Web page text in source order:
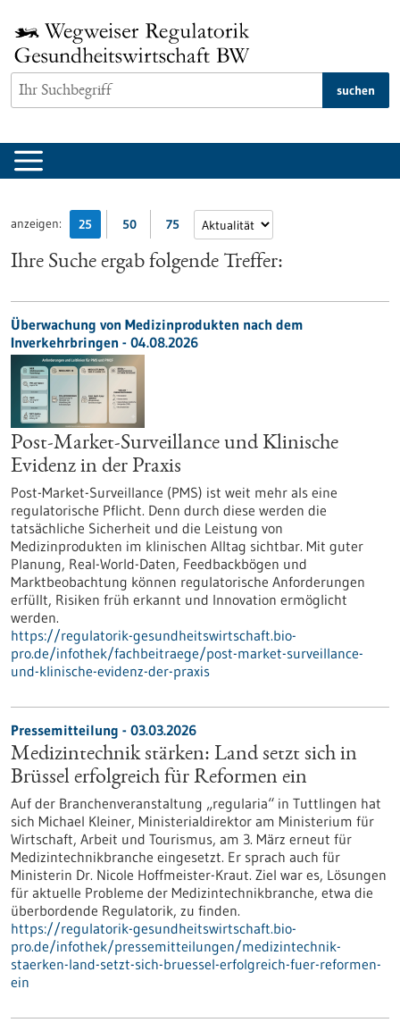
Inhalt
springen
suchen
anzeigen: 25 50 75
Ihre Suche ergab folgende Treffer:
Überwachung von Medizinprodukten nach dem
Inverkehrbringen - 04.08.2026
Post-Market-Surveillance und Klinische
Evidenz in der Praxis
Post-Market-Surveillance (PMS) ist weit mehr als eine
regulatorische Pflicht. Denn durch diese werden die
tatsächliche Sicherheit und die Leistung von
Medizinprodukten im klinischen Alltag sichtbar. Mit guter
Planung, Real-World-Daten, Feedbackbögen und
Marktbeobachtung können regulatorische Anforderungen
erfüllt, Risiken früh erkannt und Innovation ermöglicht
werden.
https://regulatorik-gesundheitswirtschaft.bio-
pro.de/infothek/fachbeitraege/post-market-surveillance-
und-klinische-evidenz-der-praxis
Pressemitteilung - 03.03.2026
Medizintechnik stärken: Land setzt sich in
Brüssel erfolgreich für Reformen ein
Auf der Branchenveranstaltung „regularia“ in Tuttlingen hat
sich Michael Kleiner, Ministerialdirektor am Ministerium für
Wirtschaft, Arbeit und Tourismus, am 3. März erneut für
Medizintechnikbranche eingesetzt. Er sprach auch für
Ministerin Dr. Nicole Hoffmeister-Kraut. Ziel war es, Lösungen
für aktuelle Probleme der Medizintechnikbranche, etwa die
überbordende Regulatorik, zu finden.
https://regulatorik-gesundheitswirtschaft.bio-
pro.de/infothek/pressemitteilungen/medizintechnik-
staerken-land-setzt-sich-bruessel-erfolgreich-fuer-reformen-
ein